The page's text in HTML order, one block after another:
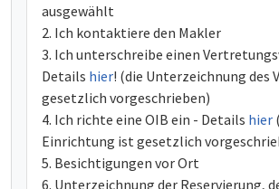
ausgewählt
Ich kontaktiere den Makler
Ich unterschreibe einen
Details hier! (die Unterzeichnung des
gesetzlich vorgeschrieben)
Ich richte eine OIB ein - Details hier
Einrichtung ist gesetzlich
Besichtigungen vor Ort
Unterzeichnung der Reservierung,